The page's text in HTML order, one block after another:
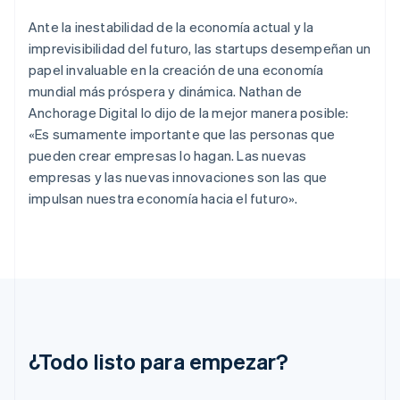
Ante la inestabilidad de la economía actual y la
imprevisibilidad del futuro, las startups desempeñan un
papel invaluable en la creación de una economía
mundial más próspera y dinámica. Nathan de
Anchorage Digital lo dijo de la mejor manera posible:
«Es sumamente importante que las personas que
pueden crear empresas lo hagan. Las nuevas
empresas y las nuevas innovaciones son las que
impulsan nuestra economía hacia el futuro».
¿Todo listo para empezar?
EnglishItaliano
España
Español English
EnglishEspañol简体中文
Estonia
English
Finlandia
Svenska
Francia
FrançaisEnglish
Irlanda